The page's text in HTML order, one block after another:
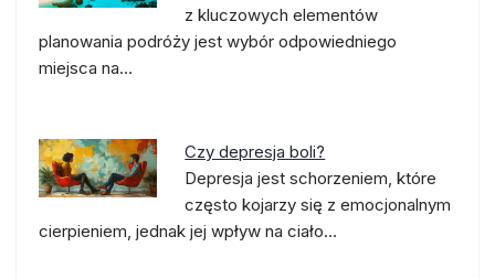
z kluczowych elementów
planowania podróży jest wybór odpowiedniego
miejsca na…
Czy depresja boli?
Depresja jest schorzeniem, które
często kojarzy się z emocjonalnym
cierpieniem, jednak jej wpływ na ciało…